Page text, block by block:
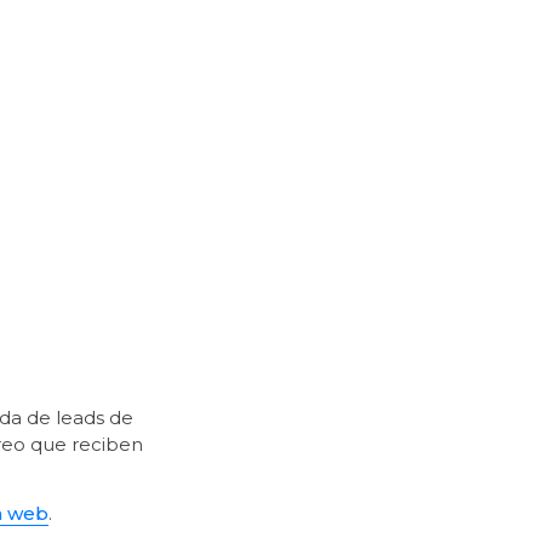
de leads de
que reciben
web.